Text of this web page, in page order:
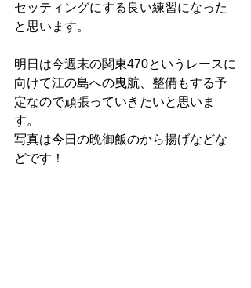
セッティングにする良い練習になった
と思います。
明日は今週末の関東470というレースに
向けて江の島への曳航、整備もする予
定なので頑張っていきたいと思いま
す。
写真は今日の晩御飯のから揚げなどな
どです！